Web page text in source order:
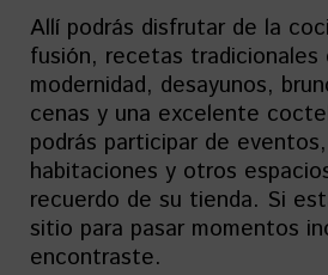
Allí podrás disfrutar de la
fusión, recetas
modernidad, desayunos,
cenas y una excelente
podrás participar de
habitaciones y otros
recuerdo de su tienda. Si
sitio para pasar momentos
encontraste.